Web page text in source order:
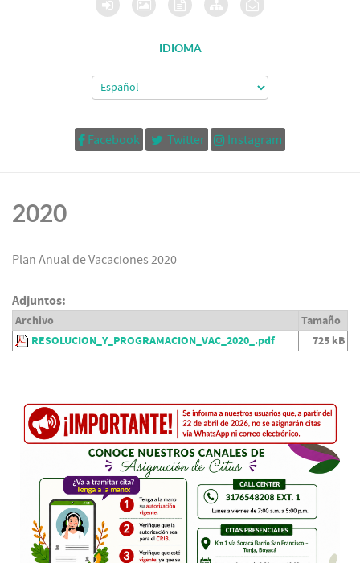
IDIOMA
Facebook Twitter Instagram
2020
Plan Anual de Vacaciones 2020
Adjuntos:
Archivo
Tamaño
RESOLUCION_Y_PROGRAMACION_VAC_2020_.pdf
725 kB